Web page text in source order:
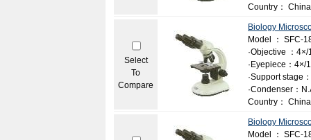
Country： China
Select
To
Compare
Biology
Model ： SFC-
·Objective ：
·Eyepiece：4×/
·Support stage
·Condenser：
Country： China
Biology
Model ： SFC-